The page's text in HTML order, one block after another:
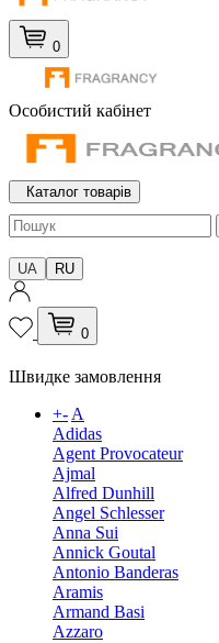
0
Особистий кабінет
Каталог товарів
UA RU
0
Швидке замовлення
+-A
Adidas
Agent Provocateur
Ajmal
Alfred Dunhill
Angel Schlesser
Anna Sui
Annick Goutal
Antonio Banderas
Aramis
Armand Basi
Azzaro